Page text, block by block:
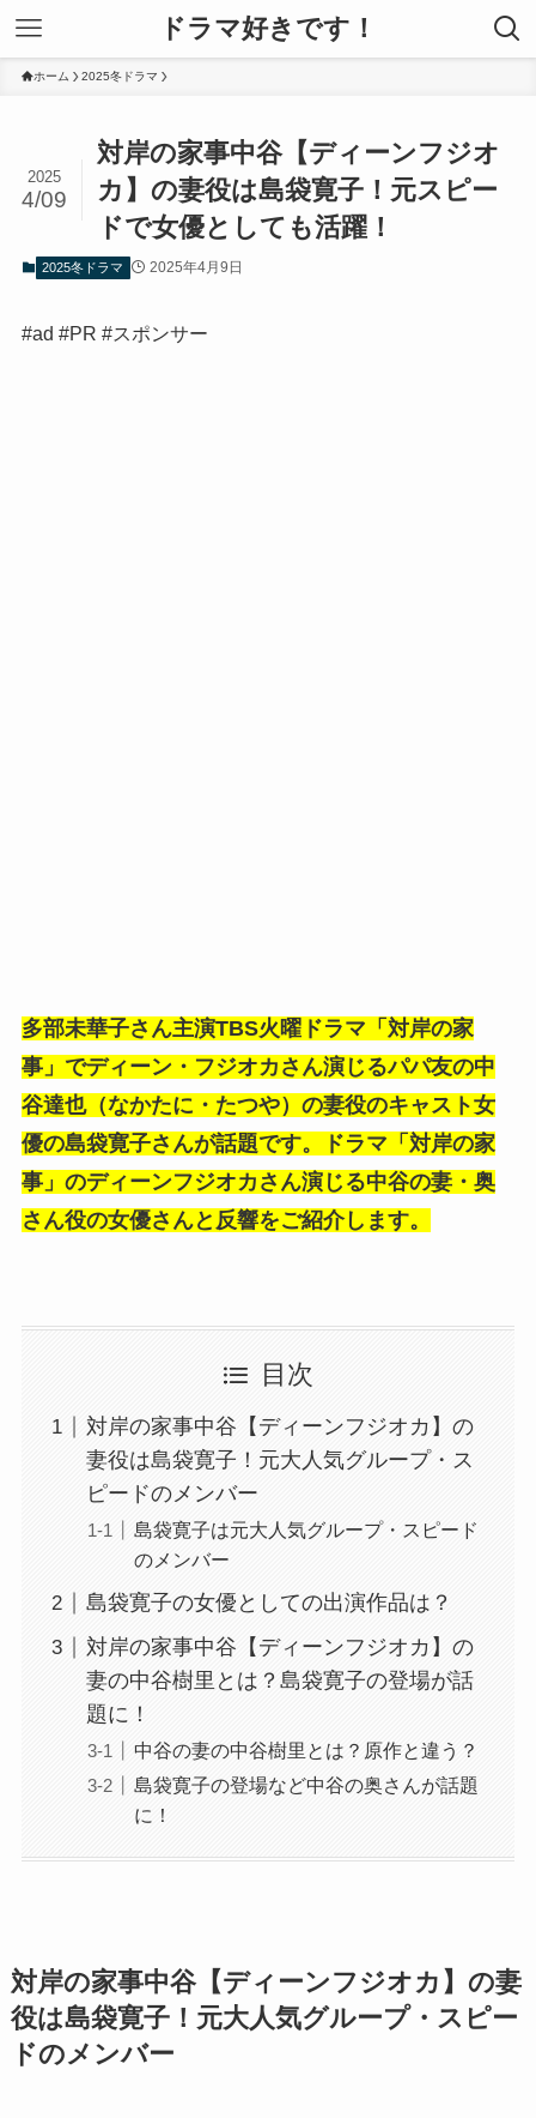
ドラマ好きです！
ホーム 2025冬ドラマ
対岸の家事中谷【ディーンフジオ
カ】の妻役は島袋寛子！元スピー
ドで女優としても活躍！
2025
4/09
2025冬ドラマ 2025年4月9日
#ad #PR #スポンサー
多部未華子さん主演TBS火曜ドラマ「対岸の家
事」でディーン・フジオカさん演じるパパ友の中
谷達也（なかたに・たつや）の妻役のキャスト女
優の島袋寛子さんが話題です。ドラマ「対岸の家
事」のディーンフジオカさん演じる中谷の妻・奥
さん役の女優さんと反響をご紹介します。
目次
対岸の家事中谷【ディーンフジオカ】の
妻役は島袋寛子！元大人気グループ・ス
ピードのメンバー
島袋寛子は元大人気グループ・スピード
のメンバー
島袋寛子の女優としての出演作品は？
対岸の家事中谷【ディーンフジオカ】の
妻の中谷樹里とは？島袋寛子の登場が話
題に！
中谷の妻の中谷樹里とは？原作と違う？
島袋寛子の登場など中谷の奥さんが話題
に！
対岸の家事中谷【ディーンフジオカ】の妻
役は島袋寛子！元大人気グループ・スピー
ドのメンバー